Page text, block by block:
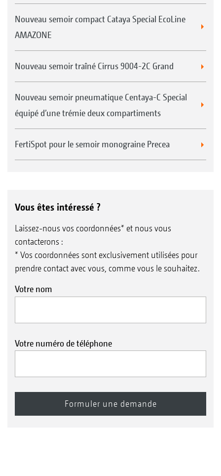
Nouveau semoir compact Cataya Special EcoLine
AMAZONE
Nouveau semoir traîné Cirrus 9004-2C Grand
Nouveau semoir pneumatique Centaya-C Special
équipé d’une trémie deux compartiments
FertiSpot pour le semoir monograine Precea
Vous êtes intéressé ?
Laissez-nous vos coordonnées* et nous vous
contacterons :
* Vos coordonnées sont exclusivement utilisées pour
prendre contact avec vous, comme vous le souhaitez.
Votre nom
Votre numéro de téléphone